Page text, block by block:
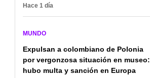
Hace 1 día
MUNDO
Expulsan a colombiano de Polonia
por vergonzosa situación en museo:
hubo multa y sanción en Europa